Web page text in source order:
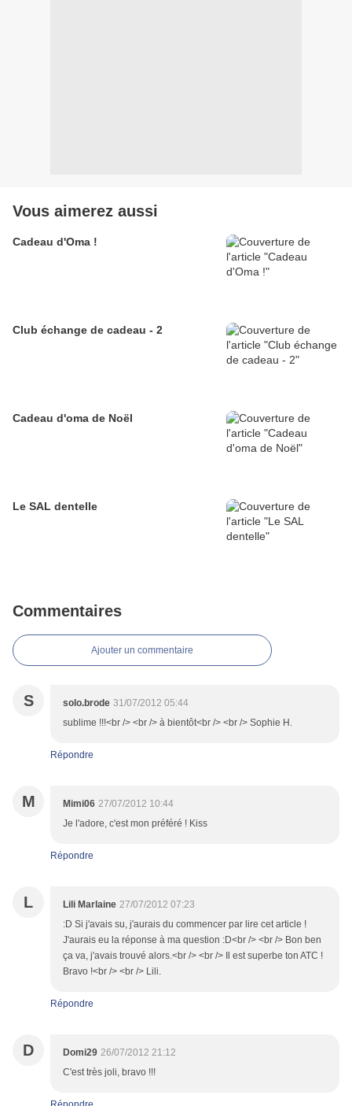
Vous aimerez aussi
Cadeau d'Oma !
Club échange de cadeau - 2
Cadeau d'oma de Noël
Le SAL dentelle
Commentaires
Ajouter un commentaire
S solo.brode 31/07/2012 05:44
sublime !!!<br /> <br /> à bientôt<br /> <br /> Sophie H.
Répondre
M Mimi06 27/07/2012 10:44
Je l'adore, c'est mon préféré ! Kiss
Répondre
L Lili Marlaine 27/07/2012 07:23
:D Si j'avais su, j'aurais du commencer par lire cet article !
J'aurais eu la réponse à ma question :D<br /> <br /> Bon ben
ça va, j'avais trouvé alors.<br /> <br /> Il est superbe ton ATC !
Bravo !<br /> <br /> Lili.
Répondre
D Domi29 26/07/2012 21:12
C'est très joli, bravo !!!